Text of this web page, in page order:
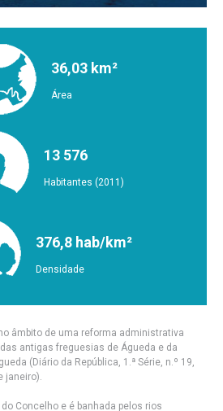
36,03 km²
Área
13 576
Habitantes (2011)
376,8 hab/km²
Densidade
âmbito de uma reforma administrativa
antigas freguesias de Águeda e da
(Diário da República, 1.ª Série, n.º 19,
janeiro).
Concelho e é banhada pelos rios